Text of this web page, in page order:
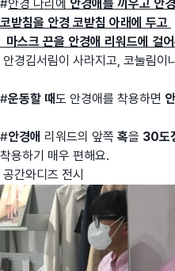
#안경 다리에 안경애를 끼우고 안
코받침을 안경 코받침 아래에 두고
마스크 끈을 안경애 리워드에 걸
안경김서림이 사라지고, 코눌림이
#운동할 때도 안경애를 착용하면
#안경애 리워드의 앞쪽 혹을 30도
착용하기 매우 편해요.
공간와디즈 전시